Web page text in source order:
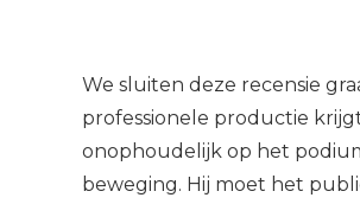
We sluiten deze recensie
professionele productie
onophoudelijk op het
beweging. Hij moet het